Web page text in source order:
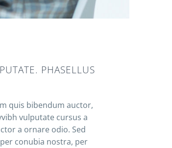
PHASELLUS
quis bibendum auctor,
vulputate cursus a
a ornare odio. Sed
conubia nostra, per